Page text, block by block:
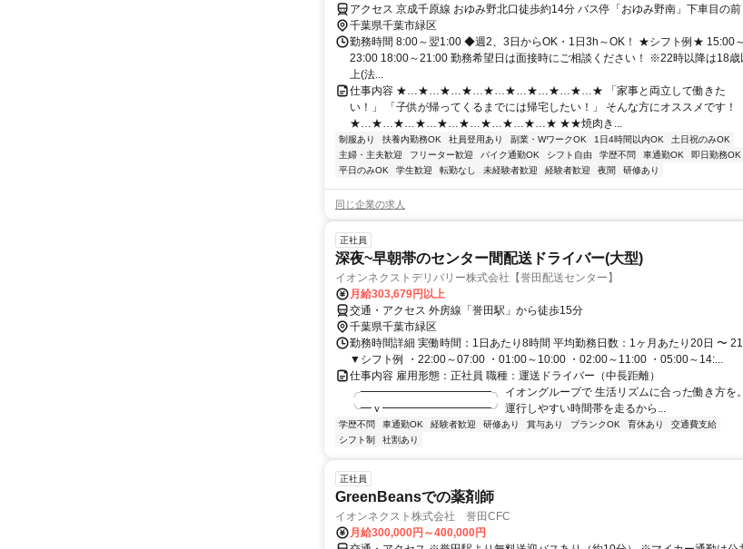
アクセス 京成千原線 おゆみ野北口徒歩約14分 バス停「おゆみ野南」下車目の前
千葉県千葉市緑区
勤務時間 8:00～翌1:00 ◆週2、3日からOK・1日3h～OK！ ★シフト例★ 15:00～
23:00 18:00～21:00 勤務希望日は面接時にご相談ください！ ※22時以降は18歳
上(法...
仕事内容 ★…★…★…★…★…★…★…★…★…★ 「家事と両立して働きた
い！」 「子供が帰ってくるまでには帰宅したい！」 そんな方にオススメです！
★…★…★…★…★…★…★…★…★…★ ★★焼肉き...
制服あり 扶養内勤務OK 社員登用あり 副業・WワークOK 1日4時間以内OK
土日祝のみOK
主婦・主夫歓迎
フリーター歓迎 バイク通勤OK シフト自由 学歴不問 車通勤OK
即日勤務OK
平日のみOK
学生歓迎 転勤なし 未経験者歓迎 経験者歓迎 夜間 研修あり
同じ企業の求人
正社員
深夜~早朝帯のセンター間配送ドライバー(大型)
イオンネクストデリバリー株式会社【誉田配送センター】
月給303,679円以上
交通・アクセス 外房線「誉田駅」から徒歩15分
千葉県千葉市緑区
勤務時間詳細 実働時間：1日あたり8時間 平均勤務日数：1ヶ月あたり20日 〜 21
▼シフト例 ・22:00～07:00 ・01:00～10:00 ・02:00～11:00 ・05:00～14:...
仕事内容 雇用形態：正社員 職種：運送ドライバー（中長距離）
╭━━━━━━━━━━━━╮ イオングループで 生活リズムに合った働き方を。
╰━ｖ━━━━━━━━━━╯ 運行しやすい時間帯を走るから...
学歴不問 車通勤OK 経験者歓迎 研修あり 賞与あり ブランクOK 育休あり
交通費支給
シフト制
社割あり
正社員
GreenBeansでの薬剤師
イオンネクスト株式会社 誉田CFC
月給300,000円～400,000円